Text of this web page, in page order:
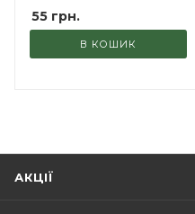
55 грн.
В КОШИК
АКЦІЇ